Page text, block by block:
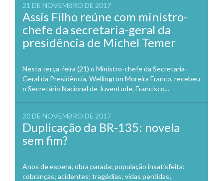
21 DE NOVEMBRO DE 2017
Assis Filho reúne com ministro-
chefe da secretaria-geral da
presidência de Michel Temer
Nesta terça-feira (21) o Ministro-chefe da Secretaria-
Geral da Presidência, Wellington Moreira Franco, recebeu
o Secretário Nacional de Juventude, Francisco...
20 DE NOVEMBRO DE 2017
Duplicação da BR-135: novela
sem fim?
Anos de espera; obra parada; população insatisfeita;
cobranças; acidentes; tragédias; vidas perdidas;